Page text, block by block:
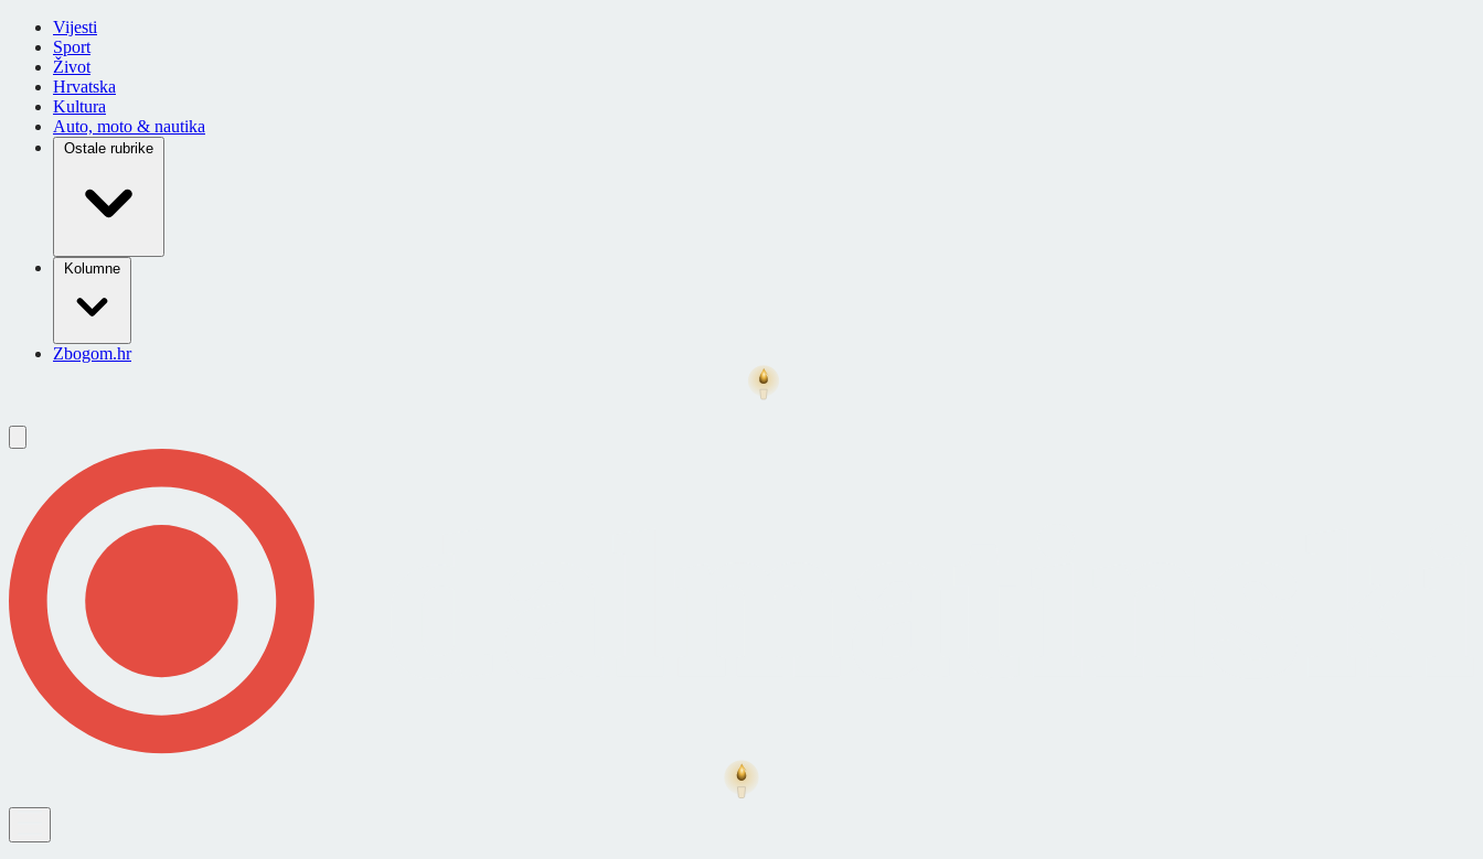
Vijesti
Sport
Život
Hrvatska
Kultura
Auto, moto & nautika
Ostale rubrike
Kolumne
Zbogom.hr